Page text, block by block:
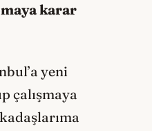
karar
yeni
çalışmaya